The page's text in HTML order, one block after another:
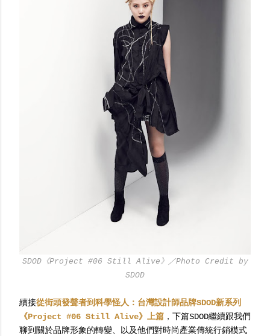
SDOD《Project #06 Still Alive》／Photo Credit by
SDOD
續接從街頭發聲者到科學怪人：台灣設計師品牌SDOD新系列
《Project #06 Still Alive》上篇 ，下篇SDOD繼續跟我們
聊到關於品牌形象的轉變、以及他們對時尚產業傳統行銷模式